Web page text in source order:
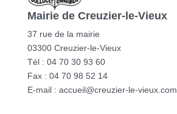
Mairie de Creuzier-le-Vieux
37 rue de la mairie
03300 Creuzier-le-Vieux
Tél : 04 70 30 93 60
Fax : 04 70 98 52 14
E-mail : accueil@creuzier-le-vieux.com